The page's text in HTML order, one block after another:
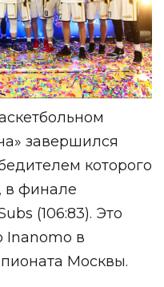
завершился
которого
в финале
(106:83). Это
Inanomo в
Москвы.